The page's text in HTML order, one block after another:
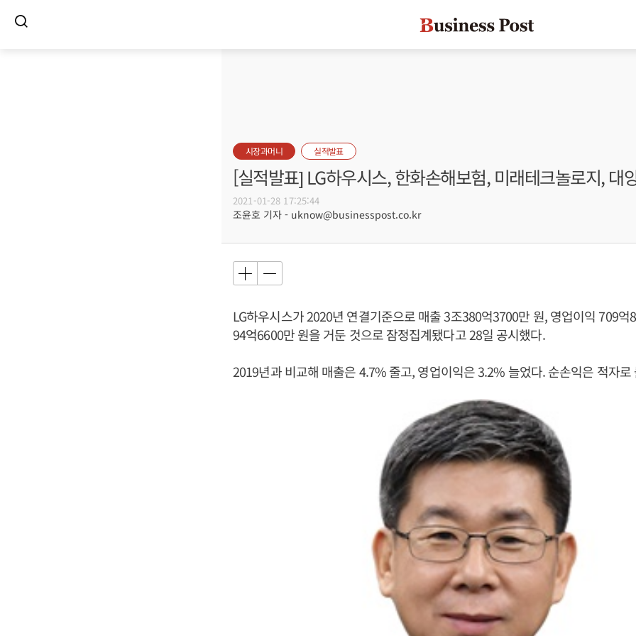
시장과머니 실적발표
[실적발표] LG하우시스, 한화손해보험, 미래테크놀로지, 대
2021-01-28 17:25:44
조윤호 기자 - uknow@businesspost.co.kr
LG하우시스가 2020년 연결기준으로 매출 3조380억3700만 원, 영업이익 709억
94억6600만 원을 거둔 것으로 잠정집계됐다고 28일 공시했다.
2019년과 비교해 매출은 4.7% 줄고, 영업이익은 3.2% 늘었다. 순손익은 적자로